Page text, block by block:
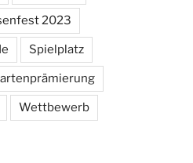
2023
Spielplatz
Wettbewerb